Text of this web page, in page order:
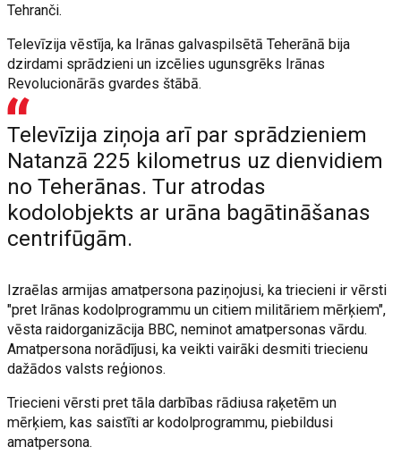
Tehranči.
Televīzija vēstīja, ka Irānas galvaspilsētā Teherānā bija
dzirdami sprādzieni un izcēlies ugunsgrēks Irānas
Revolucionārās gvardes štābā.
Televīzija ziņoja arī par sprādzieniem
Natanzā 225 kilometrus uz dienvidiem
no Teherānas. Tur atrodas
kodolobjekts ar urāna bagātināšanas
centrifūgām.
Izraēlas armijas amatpersona paziņojusi, ka triecieni ir vērsti
"pret Irānas kodolprogrammu un citiem militāriem mērķiem",
vēsta raidorganizācija BBC, neminot amatpersonas vārdu.
Amatpersona norādījusi, ka veikti vairāki desmiti triecienu
dažādos valsts reģionos.
Triecieni vērsti pret tāla darbības rādiusa raķetēm un
mērķiem, kas saistīti ar kodolprogrammu, piebildusi
amatpersona.